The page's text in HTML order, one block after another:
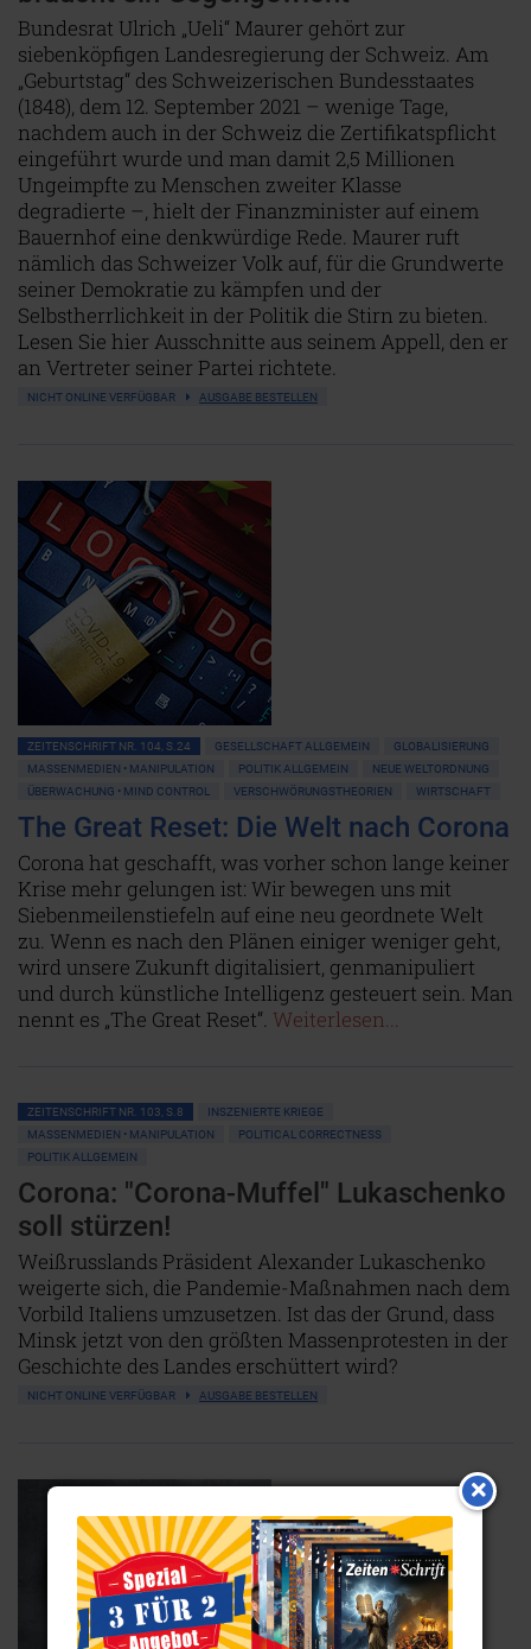
Bundesrat Ulrich „Ueli“ Maurer gehört zur
siebenköpfigen Landesregierung der Schweiz. Am
„Geburtstag“ des Schweizerischen Bundesstaates
(1848), dem 12. September 2021 – wenige Tage,
nachdem auch in der Schweiz die Zertifikatspflicht
eingeführt wurde und man damit 2,5 Millionen
Ungeimpfte zu Menschen zweiter Klasse
degradierte –, hielt der Finanzminister auf einem
Bauernhof eine denkwürdige Rede. Maurer ruft
nämlich das Schweizer Volk auf, für die Grundwerte
seiner Demokratie zu kämpfen und der
Selbstherrlichkeit in der Politik die Stirn zu bieten.
Lesen Sie hier Ausschnitte aus seinem Appell, den er
an Vertreter seiner Partei richtete.
NICHT ONLINE VERFÜGBAR AUSGABE BESTELLEN
ZEITENSCHRIFT NR. 104, S.24 GESELLSCHAFT ALLGEMEIN
GLOBALISIERUNG
MASSENMEDIEN • MANIPULATION
POLITIK ALLGEMEIN
NEUE WELTORDNUNG
ÜBERWACHUNG • MIND CONTROL
VERSCHWÖRUNGSTHEORIEN WIRTSCHAFT
The Great Reset: Die Welt nach Corona
Corona hat geschafft, was vorher schon lange keiner
Krise mehr gelungen ist: Wir bewegen uns mit
Siebenmeilenstiefeln auf eine neu geordnete Welt
zu. Wenn es nach den Plänen einiger weniger geht,
wird unsere Zukunft digitalisiert, genmanipuliert
und durch künstliche Intelligenz gesteuert sein. Man
nennt es „The Great Reset“. Weiterlesen...
ZEITENSCHRIFT NR. 103, S.8
INSZENIERTE KRIEGE
MASSENMEDIEN • MANIPULATION
POLITICAL CORRECTNESS
POLITIK ALLGEMEIN
Corona: "Corona-Muffel" Lukaschenko
soll stürzen!
Weißrusslands Präsident Alexander Lukaschenko
weigerte sich, die Pandemie-Maßnahmen nach dem
Vorbild Italiens umzusetzen. Ist das der Grund, dass
Minsk jetzt von den größten Massenprotesten in der
Geschichte des Landes erschüttert wird?
NICHT ONLINE VERFÜGBAR AUSGABE BESTELLEN